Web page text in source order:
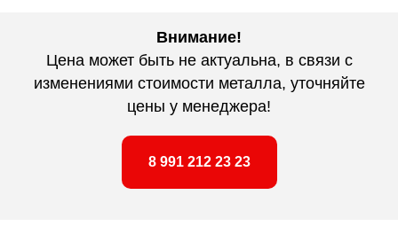
Внимание!
Цена может быть не актуальна, в связи с
изменениями стоимости металла, уточняйте
цены у менеджера!
8 991 212 23 23